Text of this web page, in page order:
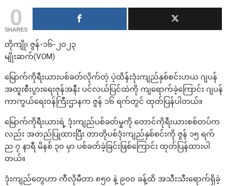
0
SHARES
တိုကျို၊ ဇွန်-၁၆-၂၀၂၃
မျိုးဆက်(VOM)
မြောက်ကိုရီးယားပစ်ခတ်လိုက်တဲ့ ပဲ့ထိန်းဒုံးကျည်နှစ်စင်းဟယ ဂျပန်
အထူးစီးပွားရေးဇုန်အနီး ပင်လယ်ပြင်ထဲကို ကျရောက်ခဲ့ကြောင်း ဂျပန်
ကာကွယ်ရေး၀န်ကြီးဌာနက ဇွန် ၁၆ ရက်တွင် ထုတ်ပြန်ပါတယ်။
မြောက်ကိုရီးယားရဲ့ ဒုံးကျည်ပစ်ခတ်မှုကို တောင်ကိုရီးယားစစ်တပ်က
လည်း အတည်ပြုထားပြီး တာတိုပစ်ဒုံးကျည်နှစ်စင်းကို ဇွန် ၁၅ ရက်
ည ၇ နာရီ မိနစ် ၃၀ မှာ ပစ်ခတ်ခဲ့ခြင်းဖြစ်ကြောင်း ထုတ်ပြန်ထားပါ
တယ်။
ဒုံးကျည်တွေဟာ ကီလိုမီတာ ၈၅၀ နဲ့ ၉၀၀ ခန့်ထိ အသီးသီးရောက်ရှိခဲ့